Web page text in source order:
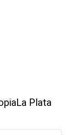
La Plata